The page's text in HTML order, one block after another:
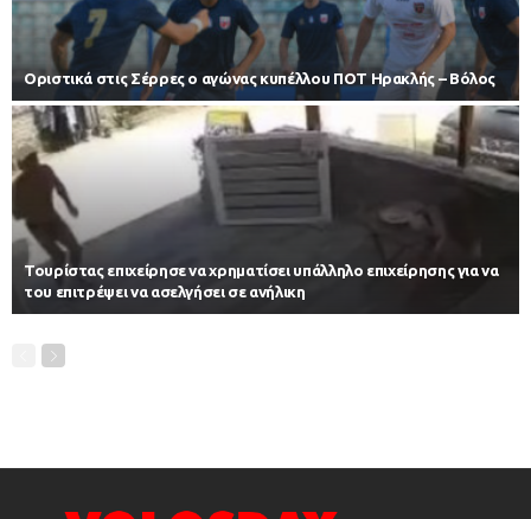
Οριστικά στις Σέρρες ο αγώνας κυπέλλου ΠΟΤ Ηρακλής – Βόλος
Τουρίστας επιχείρησε να χρηματίσει υπάλληλο επιχείρησης για να
του επιτρέψει να ασελγήσει σε ανήλικη